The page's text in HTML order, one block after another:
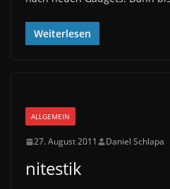
Weiterlesen
ALLGEMEIN
27. August 2011 Daniel Schlapa
nitestik